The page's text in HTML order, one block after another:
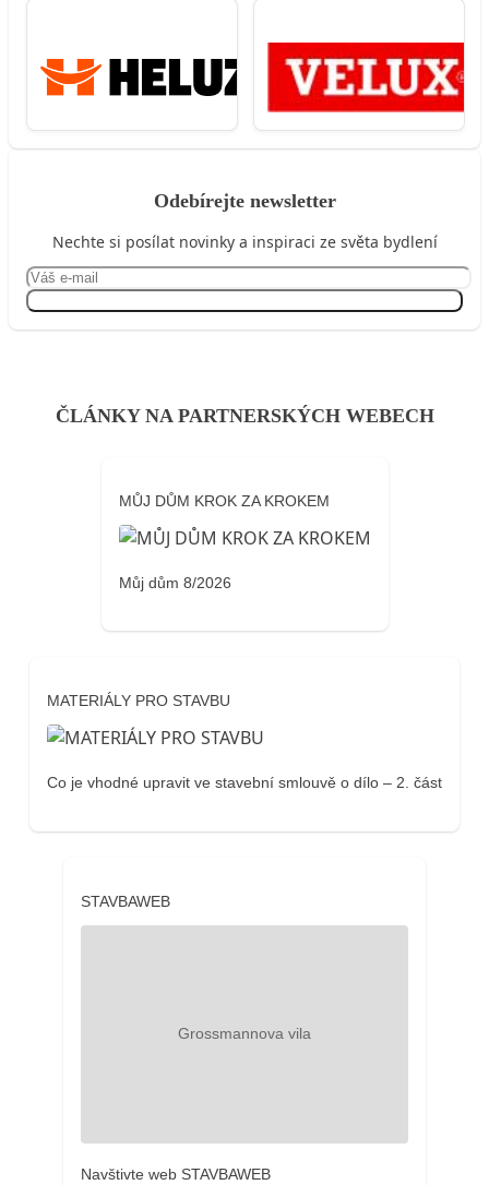
Odebírejte newsletter
Nechte si posílat novinky a inspiraci ze světa bydlení
ČLÁNKY NA PARTNERSKÝCH WEBECH
MŮJ DŮM KROK ZA KROKEM
Můj dům 8/2026
MATERIÁLY PRO STAVBU
Co je vhodné upravit ve stavební smlouvě o dílo – 2. část
STAVBAWEB
Navštivte web STAVBAWEB